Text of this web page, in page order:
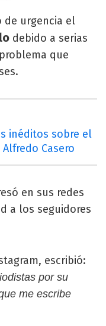
de urgencia el
debido a serias
que
inéditos sobre el
Casero
en sus redes
a los seguidores
escribió:
por su
me escribe